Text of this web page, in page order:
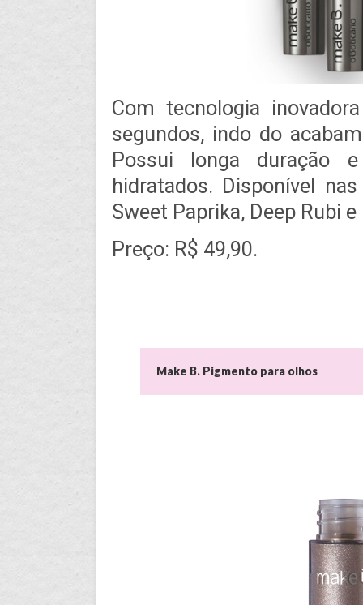
Com tecnologia
segundos, indo do
Possui longa duração
hidratados. Disponível
Sweet Paprika, Deep Rubi
Preço: R$ 49,90.
Make B. Pigmento para olhos